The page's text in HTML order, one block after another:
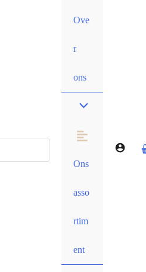
Ove
r
ons
Ons
asso
rtim
ent